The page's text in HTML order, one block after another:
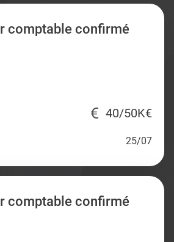
comptable confirmé
40/50K€
25/07
comptable confirmé